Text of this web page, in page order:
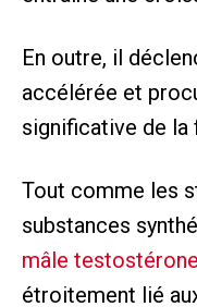
En outre, il
accélérée et
significative de la
Tout comme les
substances
mâle testostérone
étroitement lié